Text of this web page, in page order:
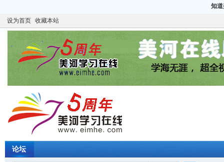
知
设为首页 收藏本站
论坛